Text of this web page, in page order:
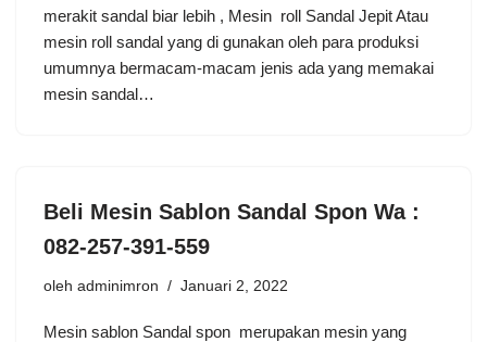
merakit sandal biar lebih , Mesin roll Sandal Jepit Atau
mesin roll sandal yang di gunakan oleh para produksi
umumnya bermacam-macam jenis ada yang memakai
mesin sandal…
Beli Mesin Sablon Sandal Spon Wa :
082-257-391-559
oleh adminimron Januari 2, 2022
Mesin sablon Sandal spon merupakan mesin yang